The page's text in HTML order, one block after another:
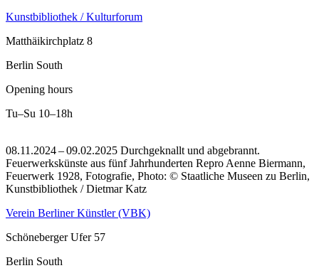
Kunstbibliothek / Kulturforum
Matthäikirchplatz 8
Berlin South
Opening hours
Tu–Su 10–18h
08.11.2024 – 09.02.2025 Durchgeknallt und abgebrannt.
Feuerwerkskünste aus fünf Jahrhunderten Repro Aenne Biermann,
Feuerwerk 1928, Fotografie, Photo: © Staatliche Museen zu Berlin,
Kunstbibliothek / Dietmar Katz
Verein Berliner Künstler (VBK)
Schöneberger Ufer 57
Berlin South